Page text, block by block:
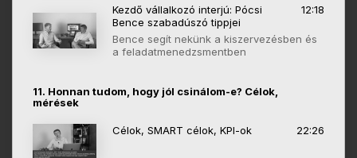
Kezdő vállalkozó interjú: Pócsi
Bence szabadúszó tippjei
12:18
Bence segít nekünk a kiszervezésben és
a feladatmenedzsmentben
11. Honnan tudom, hogy jól csinálom-e? Célok,
mérések
Célok, SMART célok, KPI-ok 22:26